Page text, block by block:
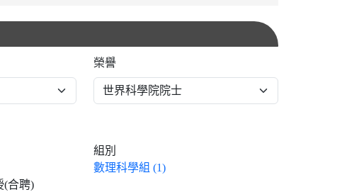
榮譽
(合聘)
組別
數理科學組 (1)